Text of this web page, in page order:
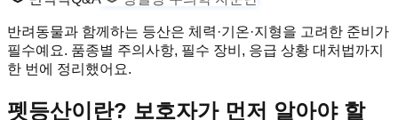
반려동물과 함께하는 등산은 체력·기온·지형을 고려한 준비가
필수예요. 품종별 주의사항, 필수 장비, 응급 상황 대처법까지
한 번에 정리했어요.
펫등산이란? 보호자가 먼저 알아야 할